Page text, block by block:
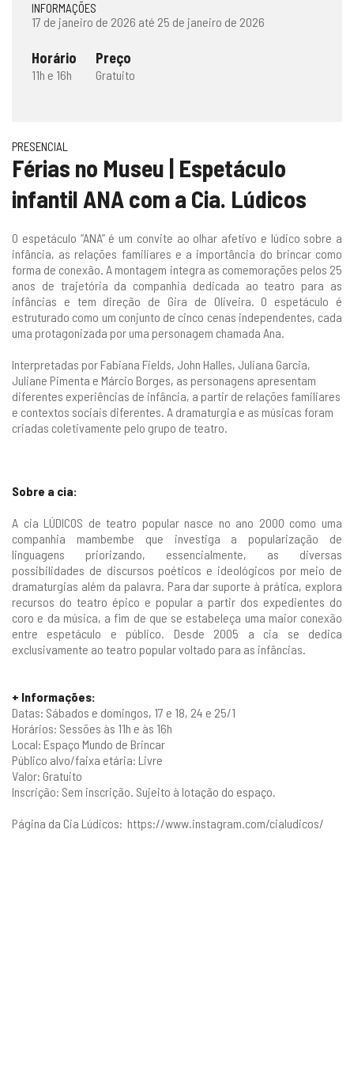
INFORMAÇÕES
17 de janeiro de 2026 até 25 de janeiro de 2026
Horário
11h e 16h
Preço
Gratuito
PRESENCIAL
Férias no Museu | Espetáculo
infantil ANA com a Cia. Lúdicos
O espetáculo “ANA” é um convite ao olhar afetivo e lúdico sobre a
infância, as relações familiares e a importância do brincar como
forma de conexão. A montagem integra as comemorações pelos 25
anos de trajetória da companhia dedicada ao teatro para as
infâncias e tem direção de Gira de Oliveira. O espetáculo é
estruturado como um conjunto de cinco cenas independentes, cada
uma protagonizada por uma personagem chamada Ana.
Interpretadas por Fabiana Fields, John Halles, Juliana Garcia,
Juliane Pimenta e Márcio Borges, as personagens apresentam
diferentes experiências de infância, a partir de relações familiares
e contextos sociais diferentes. A dramaturgia e as músicas foram
criadas coletivamente pelo grupo de teatro.
Sobre a cia:
A cia LÚDICOS de teatro popular nasce no ano 2000 como uma
companhia mambembe que investiga a popularização de
linguagens priorizando, essencialmente, as diversas
possibilidades de discursos poéticos e ideológicos por meio de
dramaturgias além da palavra. Para dar suporte à prática, explora
recursos do teatro épico e popular a partir dos expedientes do
coro e da música, a fim de que se estabeleça uma maior conexão
entre espetáculo e público. Desde 2005 a cia se dedica
exclusivamente ao teatro popular voltado para as infâncias.
+ Informações:
Datas: Sábados e domingos, 17 e 18, 24 e 25/1
Horários: Sessões às 11h e às 16h
Local: Espaço Mundo de Brincar
Público alvo/faixa etária: Livre
Valor: Gratuito
Inscrição: Sem inscrição. Sujeito à lotação do espaço.
Página da Cia Lúdicos: https://www.instagram.com/cialudicos/